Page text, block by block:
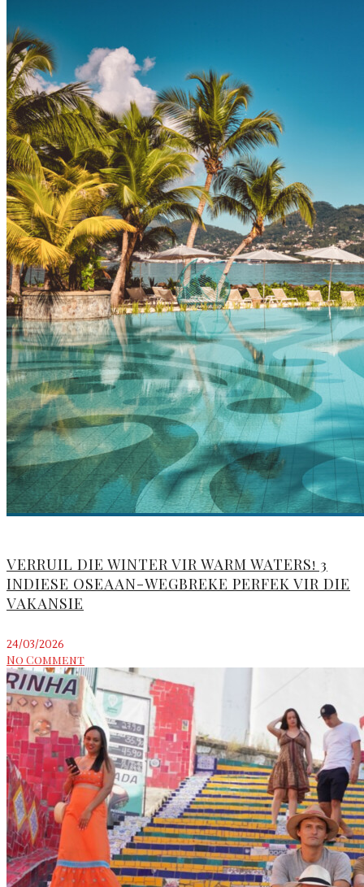
VERRUIL DIE WINTER VIR WARM WATERS! 3
INDIESE OSEAAN-WEGBREKE PERFEK VIR DIE
VAKANSIE
24/03/2026
No Comment